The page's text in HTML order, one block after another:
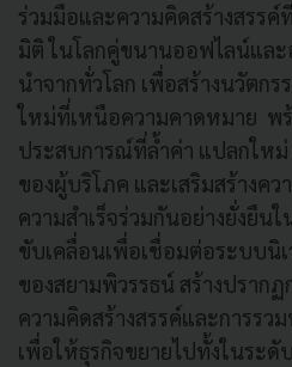
ร่วมมือและความคิดสร้างสรร
มิติ ในโลกคู่ขนานออฟไลน์แล
นำจากทั่วโลก เพื่อสร้างนวัตก
ใหม่ที่เหนือความคาดหมาย พ
ประสบการณ์ที่ล้ำค่า แปลกให
ของผู้บริโภค และเสริมสร้างค
ความสำเร็จร่วมกันอย่างยั่งยื
ขับเคลื่อนเพื่อเชื่อมต่อระบบนิ
ของสยามพิวรรธน์ สร้างปราก
ความคิดสร้างสรรค์และการร
เพื่อให้ธุรกิจขยายไปทั้งในระดั